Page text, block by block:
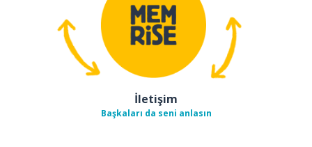
İletişim
Başkaları da seni anlasın